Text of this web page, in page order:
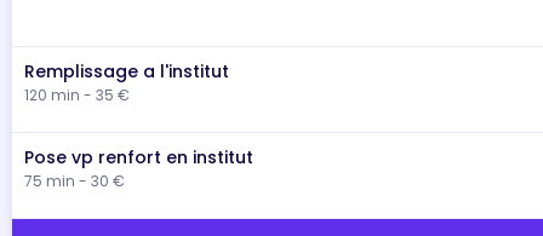
Remplissage a l'institut
120 min - 35 €
Pose vp renfort en institut
75 min - 30 €